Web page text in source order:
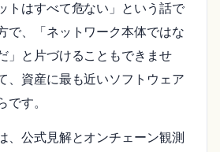
トはすべて危ない」という話で
で、「ネットワーク本体ではな
」と片づけることもできませ
、資産に最も近いソフトウェア
です。
、公式見解とオンチェーン観測